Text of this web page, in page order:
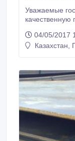
Уважаемые
качественную
Листовая
цельнотянутые, электросварные,
04/05/2017
Казахстан,